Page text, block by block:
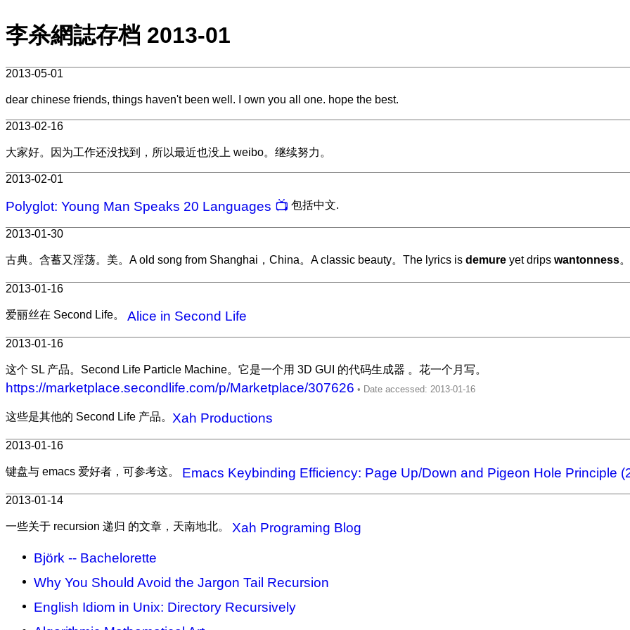
李杀網誌存档 2013-01
2013-05-01
dear chinese friends, things haven't been well. I own you all one. hope the best.
2013-02-16
大家好。因为工作还没找到，所以最近也没上 weibo。继续努力。
2013-02-01
Polyglot: Young Man Speaks 20 Languages 📺 包括中文.
2013-01-30
古典。含蓄又淫荡。美。A old song from Shanghai，China。A classic beauty。The lyrics is demure yet drips wantonness。
2013-01-16
爱丽丝在 Second Life。 Alice in Second Life
2013-01-16
这个 SL 产品。Second Life Particle Machine。它是一个用 3D GUI 的代码生成器 。花一个月写。
https://marketplace.secondlife.com/p/Marketplace/307626
这些是其他的 Second Life 产品。 Xah Productions
2013-01-16
键盘与 emacs 爱好者，可参考这。 Emacs Keybinding Efficiency: Page Up/Down and Pigeon Hole Principle
2013-01-14
一些关于 recursion 递归 的文章，天南地北。 Xah Programing Blog
Björk -- Bachelorette
Why You Should Avoid the Jargon Tail Recursion
English Idiom in Unix: Directory Recursively